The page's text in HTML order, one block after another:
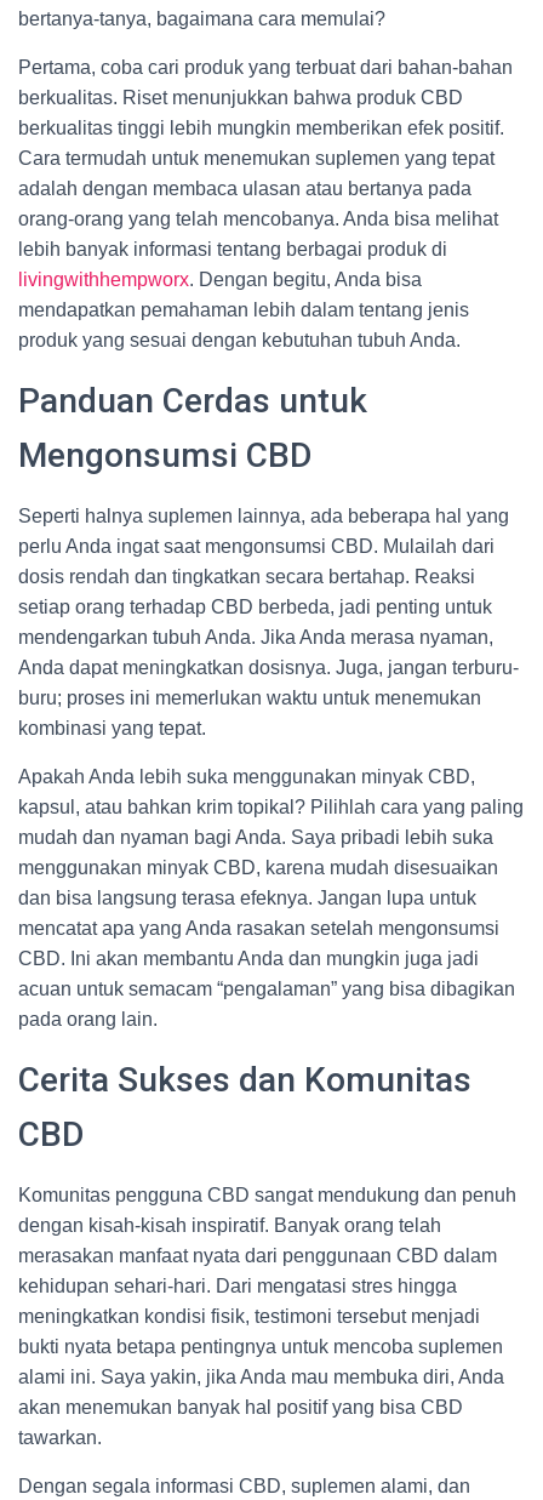
bertanya-tanya, bagaimana cara memulai?
Pertama, coba cari produk yang terbuat dari bahan-bahan
berkualitas. Riset menunjukkan bahwa produk CBD
berkualitas tinggi lebih mungkin memberikan efek positif.
Cara termudah untuk menemukan suplemen yang tepat
adalah dengan membaca ulasan atau bertanya pada
orang-orang yang telah mencobanya. Anda bisa melihat
lebih banyak informasi tentang berbagai produk di
livingwithhempworx. Dengan begitu, Anda bisa
mendapatkan pemahaman lebih dalam tentang jenis
produk yang sesuai dengan kebutuhan tubuh Anda.
Panduan Cerdas untuk
Mengonsumsi CBD
Seperti halnya suplemen lainnya, ada beberapa hal yang
perlu Anda ingat saat mengonsumsi CBD. Mulailah dari
dosis rendah dan tingkatkan secara bertahap. Reaksi
setiap orang terhadap CBD berbeda, jadi penting untuk
mendengarkan tubuh Anda. Jika Anda merasa nyaman,
Anda dapat meningkatkan dosisnya. Juga, jangan terburu-
buru; proses ini memerlukan waktu untuk menemukan
kombinasi yang tepat.
Apakah Anda lebih suka menggunakan minyak CBD,
kapsul, atau bahkan krim topikal? Pilihlah cara yang paling
mudah dan nyaman bagi Anda. Saya pribadi lebih suka
menggunakan minyak CBD, karena mudah disesuaikan
dan bisa langsung terasa efeknya. Jangan lupa untuk
mencatat apa yang Anda rasakan setelah mengonsumsi
CBD. Ini akan membantu Anda dan mungkin juga jadi
acuan untuk semacam “pengalaman” yang bisa dibagikan
pada orang lain.
Cerita Sukses dan Komunitas
CBD
Komunitas pengguna CBD sangat mendukung dan penuh
dengan kisah-kisah inspiratif. Banyak orang telah
merasakan manfaat nyata dari penggunaan CBD dalam
kehidupan sehari-hari. Dari mengatasi stres hingga
meningkatkan kondisi fisik, testimoni tersebut menjadi
bukti nyata betapa pentingnya untuk mencoba suplemen
alami ini. Saya yakin, jika Anda mau membuka diri, Anda
akan menemukan banyak hal positif yang bisa CBD
tawarkan.
Dengan segala informasi CBD, suplemen alami, dan